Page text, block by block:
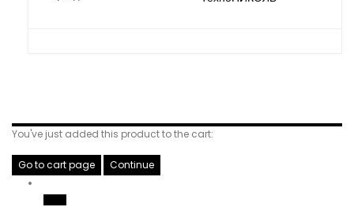
You've just added this product to the cart:
Go to cart page Continue